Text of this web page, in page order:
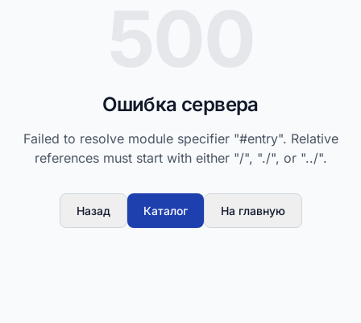
Ошибка сервера
Failed to resolve module specifier "#entry". Relative
references must start with either "/", "./", or "../".
Назад Каталог На главную